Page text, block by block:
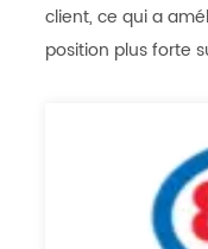
client, ce qui a
position plus forte